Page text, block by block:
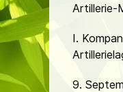
Artillerie-
I.
9.